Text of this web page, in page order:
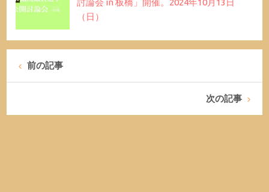
討論会 in 板橋」開催。2024年10月13日
（日）
前の記事
次の記事